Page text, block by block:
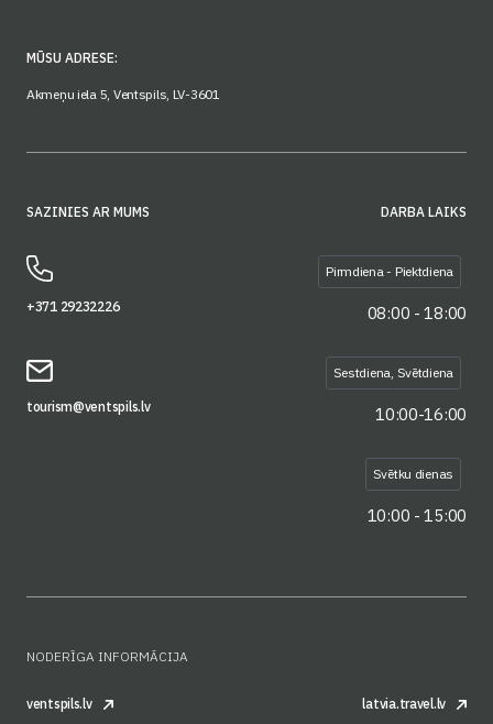
MŪSU ADRESE:
Akmeņu iela 5, Ventspils, LV-3601
SAZINIES AR MUMS
+371 29232226
tourism@ventspils.lv
DARBA LAIKS
Pirmdiena - Piektdiena
08:00 - 18:00
Sestdiena, Svētdiena
10:00-16:00
Svētku dienas
10:00 - 15:00
NODERĪGA INFORMĀCIJA
ventspils.lv latvia.travel.lv